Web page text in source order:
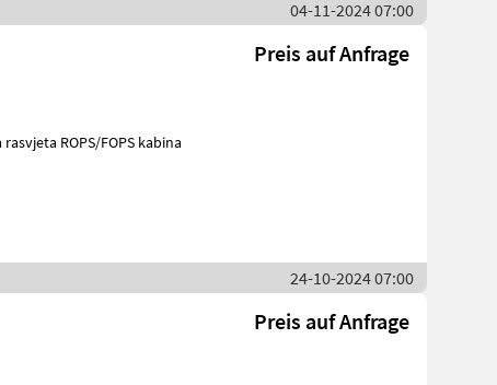
04-11-2024 07:00
Preis auf Anfrage
24-10-2024 07:00
Preis auf Anfrage